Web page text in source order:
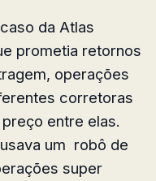
da Atlas
prometia retornos
operações
corretoras
entre elas.
um robô de
super